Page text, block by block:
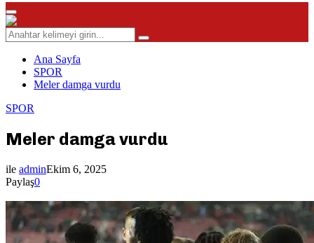
Primary
Menu
Search
for:
Search
Ana Sayfa
SPOR
Meler damga vurdu
SPOR
Meler damga vurdu
ile adminEkim 6, 2025
Paylaş0